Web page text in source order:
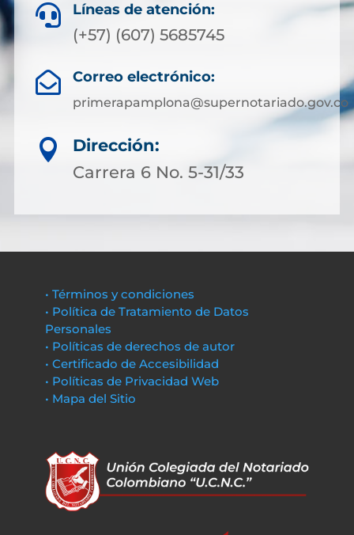
 Líneas de atención:
(+57) (607) 5685745
 Correo electrónico:
primerapamplona@supernotariado.gov.co

Dirección:
Carrera 6 No. 5-31/33
• Términos y condiciones
• Política de Tratamiento de Datos
Personales
• Políticas de derechos de autor
• Certificado de Accesibilidad
• Políticas de Privacidad Web
• Mapa del Sitio